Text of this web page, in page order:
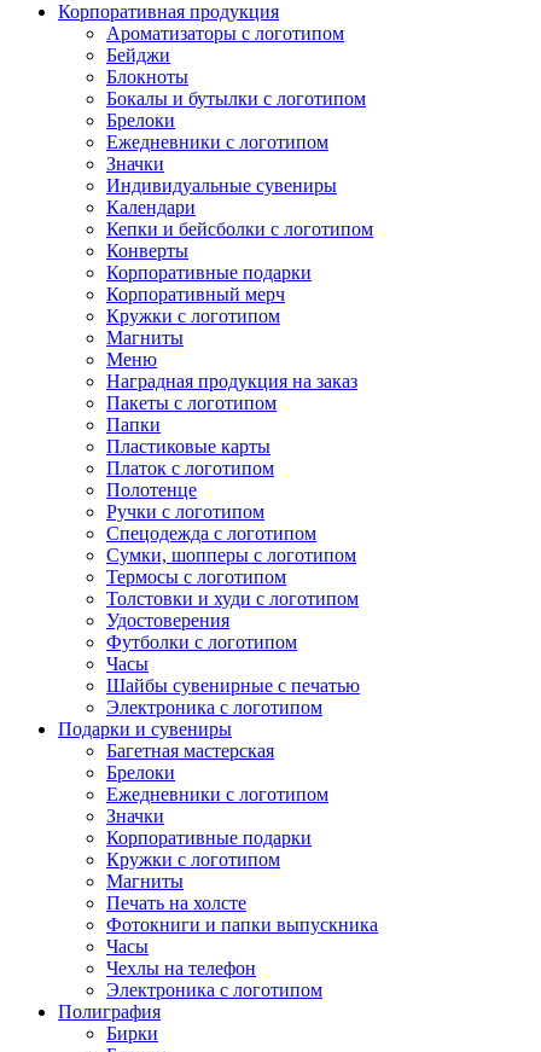
Корпоративная продукция
Ароматизаторы с логотипом
Бейджи
Блокноты
Бокалы и бутылки с логотипом
Брелоки
Ежедневники с логотипом
Значки
Индивидуальные сувениры
Календари
Кепки и бейсболки с логотипом
Конверты
Корпоративные подарки
Корпоративный мерч
Кружки с логотипом
Магниты
Меню
Наградная продукция на заказ
Пакеты с логотипом
Папки
Пластиковые карты
Платок с логотипом
Полотенце
Ручки с логотипом
Спецодежда с логотипом
Сумки, шопперы с логотипом
Термосы с логотипом
Толстовки и худи с логотипом
Удостоверения
Футболки с логотипом
Часы
Шайбы сувенирные с печатью
Электроника с логотипом
Подарки и сувениры
Багетная мастерская
Брелоки
Ежедневники с логотипом
Значки
Корпоративные подарки
Кружки с логотипом
Магниты
Печать на холсте
Фотокниги и папки выпускника
Часы
Чехлы на телефон
Электроника с логотипом
Полиграфия
Бирки